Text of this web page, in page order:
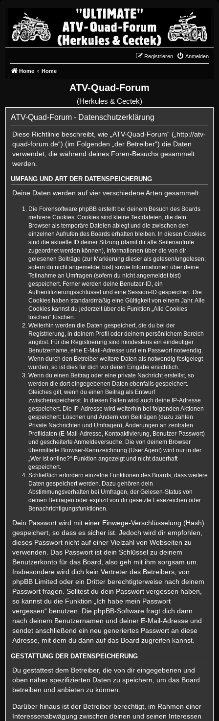
Anmelden
Registrieren
Home Home
ATV-Quad-Forum
(Herkules & Cectek)
ATV-Quad-Forum - Datenschutzerklärung
Diese Richtlinie beschreibt, wie „ATV-Quad-Forum“ („http://atv-
quad-forum.de“) (im Folgenden „der Betreiber“) die Daten
verwendet, die während deines Foren-Besuchs gesammelt
werden.
UMFANG UND ART DER DATENSPEICHERUNG
Deine Daten werden auf vier verschiedene Arten gesammelt:
Die Forensoftware phpBB erstellt bei deinem Besuch des Boards
mehrere Cookies. Cookies sind kleine Textdateien, die dein
Browser als temporäre Dateien ablegt und die zwischen den
einzelnen Aufrufen des Boards erhalten bleiben. In diesen Cookies
sind die aktuelle ID deiner Sitzung (damit dir alle Seitenaufrufe
zugeordnet werden können), Informationen über die von dir
gelesenen Beiträge (zur Markierung dieser als gelesen/ungelesen;
sofern du nicht angemeldet bist) sowie Informationen über deine
Teilnahme an Umfragen (sofern du nicht angemeldet bist)
gespeichert. Ferner werden deine Benutzer-ID, ein
Authentifizierungsschlüssel und eine Session-ID gespeichert. Die
Cookies haben standardmäßig eine Gültigkeit von einem Jahr. Alle
Cookies kannst du jederzeit über die Funktion „Alle Cookies
löschen“ löschen.
Weiterhin werden die Daten gespeichert, die du bei der
Registrierung, in deinem Profil oder deinem persönlichem Bereich
angibst. Für die Registrierung sind mindestens ein eindeutiger
Benutzername, eine E-Mail-Adresse und ein Passwort notwendig.
Wenn durch den Betreiber weitere Daten als notwendig festgelegt
wurden, so ist dies für dich vor deren Eingabe ersichtlich.
Wenn du einen Beitrag oder eine private Nachricht erstellst, so
werden die dort eingegebenen Daten ebenfalls gespeichert.
Gleiches gilt, wenn du einen Beitrag als Entwurf
zwischenspeicherst. In diesen Fällen wird auch deine IP-Adresse
gespeichert. Die IP-Adresse wird weiterhin bei folgenden Aktionen
gespeichert: Löschen und Ändern von Beiträgen (dazu zählen
Private Nachrichten und Umfragen), Änderungen an zentralen
Profildaten (E-Mail-Adresse, Kontoaktivierung, Benutzer-Passwort)
und gescheiterte Anmeldeversuche. Die von deinem Browser
übermittelte Browser-Kennzeichnung (User Agent) wird nur in der
„Wer ist online?“-Funktion angezeigt und nicht dauerhaft
gespeichert.
Schließlich erfordern einzelne Funktionen des Boards, dass weitere
Daten gespeichert werden. Dazu gehören dein
Abstimmungsverhalten bei Umfragen, der Gelesen-Status von
deinen Beiträgen oder explizit von dir gesetzte Lesezeichen oder
Benachrichtigungsfunktionen.
Dein Passwort wird mit einer Einwege-Verschlüsselung (Hash)
gespeichert, so dass es sicher ist. Jedoch wird dir empfohlen,
dieses Passwort nicht auf einer Vielzahl von Webseiten zu
verwenden. Das Passwort ist dein Schlüssel zu deinem
Benutzerkonto für das Board, also geh mit ihm sorgsam um.
Insbesondere wird dich kein Vertreter des Betreibers, von
phpBB Limited oder ein Dritter berechtigterweise nach deinem
Passwort fragen. Solltest du dein Passwort vergessen haben,
so kannst du die Funktion „Ich habe mein Passwort
vergessen“ benutzen. Die phpBB-Software fragt dich dann
nach deinem Benutzernamen und deiner E-Mail-Adresse und
sendet anschließend ein neu generiertes Passwort an diese
Adresse, mit dem du dann auf das Board zugreifen kannst.
GESTATTUNG DER DATENSPEICHERUNG
Du gestattest dem Betreiber, die von dir eingegebenen und
oben näher spezifizierten Daten zu speichern, um das Board
betreiben und anbieten zu können.
Darüber hinaus ist der Betreiber berechtigt, im Rahmen einer
Interessenabwägung zwischen deinen und seinen Interessen